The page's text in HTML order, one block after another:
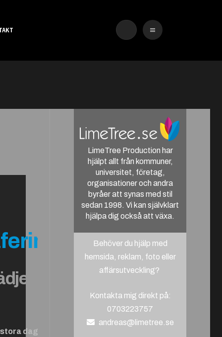
dag med
LimeTree Production har
hjälpt allt från kommuner,
universitet, företag,
organisationer och andra
byråer att synas med stil
sedan 1998. Vi kan självklart
hjälpa dig också att växa.
Behöver du hjälp med
hemsida, reklam, foto eller
affärsutveckling?
Kontakta mig direkt på:
0703223757
andreas@limetree.se